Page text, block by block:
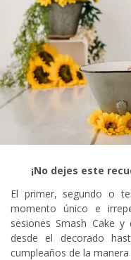
¡No dejes este
El primer, segundo o
momento único e
sesiones Smash Cake
desde el decorado
cumpleaños de la